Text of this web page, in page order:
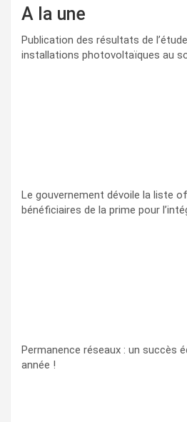
A la une
Publication des résultats de l’étude
installations photovoltaïques au
Le gouvernement dévoile la liste
bénéficiaires de la prime pour
Permanence réseaux : un succès
année !